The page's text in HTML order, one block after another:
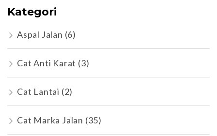
Kategori
Aspal Jalan (6)
Cat Anti Karat (3)
Cat Lantai (2)
Cat Marka Jalan (35)